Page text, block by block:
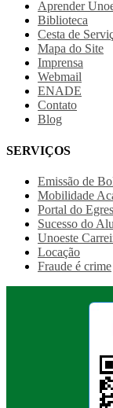
Aprender
Biblioteca
Cesta de
Mapa do Site
Imprensa
Webmail
ENADE
Contato
Blog
SERVIÇOS
Emissão de
Mobilidade
Portal do
Sucesso do
Unoeste
Locação
Fraude é crime